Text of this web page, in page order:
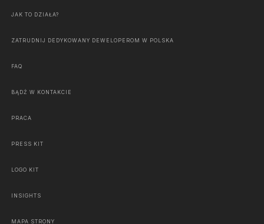
JAK TO DZIAŁA?
ZATRUDNIJ DEDYKOWANY DEWELOPEROM W POLSKA
FAQ
BĄDŹ W KONTAKCIE
PRACA
PRESS KIT
LOGO KIT
INSIGHTS
MAPA STRONY